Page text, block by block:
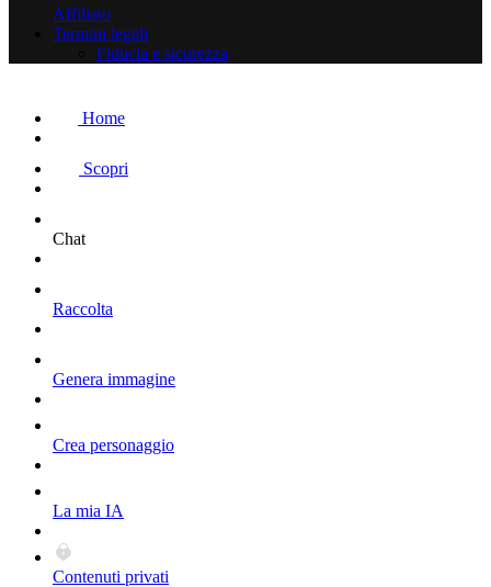
Affiliato
Termini legali
Fiducia e sicurezza
Home
Scopri
Chat
Raccolta
Genera immagine
Crea personaggio
La mia IA
Contenuti privati